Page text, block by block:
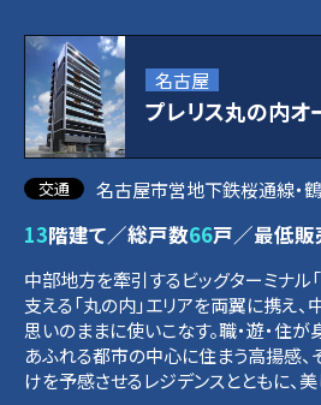
名古屋
プレリス丸の内オ
名古屋市営地下鉄桜通線・
13階建て／総戸数66戸／最低販
中部地方を牽引するビッグターミナル
支える「丸の内」エリアを両翼に携え
思いのままに使いこなす。職・遊・住
あふれる都市の中心に住まう高揚感、
けを予感させるレジデンスとともに、美